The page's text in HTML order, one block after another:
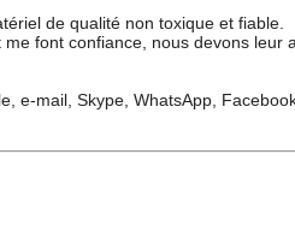
de qualité non toxique et fiable.
font confiance, nous devons leur
e-mail, Skype, WhatsApp,